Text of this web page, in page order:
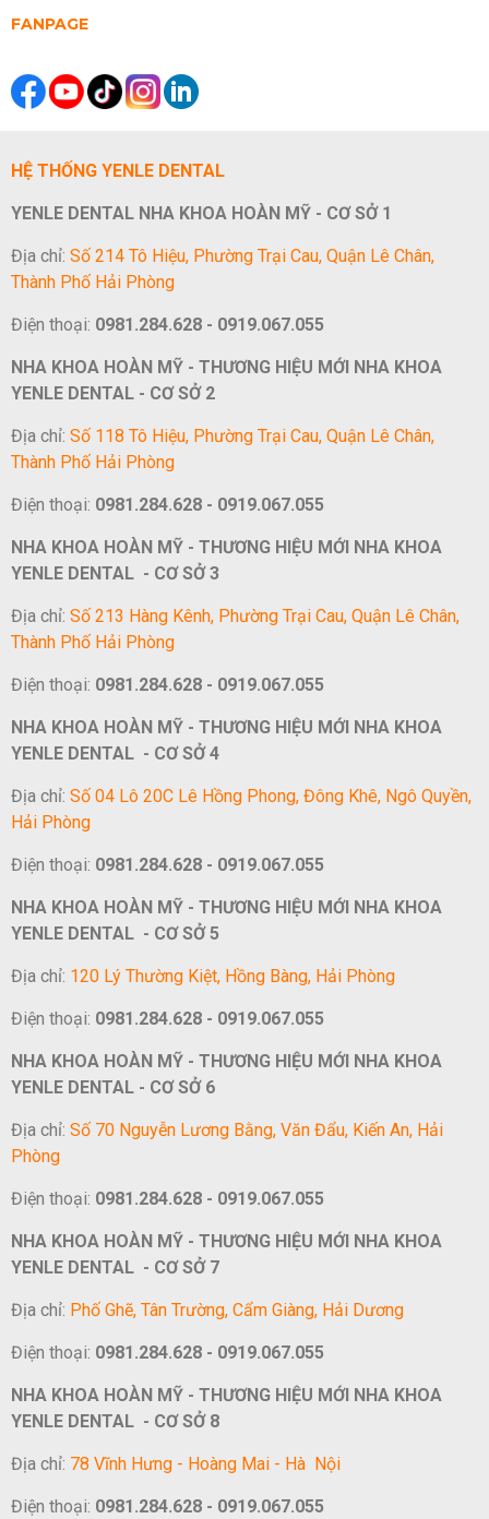
FANPAGE
HỆ THỐNG YENLE DENTAL
YENLE DENTAL NHA KHOA HOÀN MỸ - CƠ SỞ 1
Địa chỉ: Số 214 Tô Hiệu, Phường Trại Cau, Quận Lê Chân,
Thành Phố Hải Phòng
Điện thoại: 0981.284.628 - 0919.067.055
NHA KHOA HOÀN MỸ - THƯƠNG HIỆU MỚI NHA KHOA
YENLE DENTAL - CƠ SỞ 2
Địa chỉ: Số 118 Tô Hiệu, Phường Trại Cau, Quận Lê Chân,
Thành Phố Hải Phòng
Điện thoại: 0981.284.628 - 0919.067.055
NHA KHOA HOÀN MỸ - THƯƠNG HIỆU MỚI NHA KHOA
YENLE DENTAL - CƠ SỞ 3
Địa chỉ: Số 213 Hàng Kênh, Phường Trại Cau, Quận Lê Chân,
Thành Phố Hải Phòng
Điện thoại: 0981.284.628 - 0919.067.055
NHA KHOA HOÀN MỸ - THƯƠNG HIỆU MỚI NHA KHOA
YENLE DENTAL - CƠ SỞ 4
Địa chỉ: Số 04 Lô 20C Lê Hồng Phong, Đông Khê, Ngô Quyền,
Hải Phòng
Điện thoại: 0981.284.628 - 0919.067.055
NHA KHOA HOÀN MỸ - THƯƠNG HIỆU MỚI NHA KHOA
YENLE DENTAL - CƠ SỞ 5
Địa chỉ: 120 Lý Thường Kiệt, Hồng Bàng, Hải Phòng
Điện thoại: 0981.284.628 - 0919.067.055
NHA KHOA HOÀN MỸ - THƯƠNG HIỆU MỚI NHA KHOA
YENLE DENTAL - CƠ SỞ 6
Địa chỉ: Số 70 Nguyễn Lương Bằng, Văn Đẩu, Kiến An, Hải
Phòng
Điện thoại: 0981.284.628 - 0919.067.055
NHA KHOA HOÀN MỸ - THƯƠNG HIỆU MỚI NHA KHOA
YENLE DENTAL - CƠ SỞ 7
Địa chỉ: Phố Ghẽ, Tân Trường, Cẩm Giàng, Hải Dương
Điện thoại: 0981.284.628 - 0919.067.055
NHA KHOA HOÀN MỸ - THƯƠNG HIỆU MỚI NHA KHOA
YENLE DENTAL - CƠ SỞ 8
Địa chỉ: 78 Vĩnh Hưng - Hoàng Mai - Hà Nội
Điện thoại: 0981.284.628 - 0919.067.055